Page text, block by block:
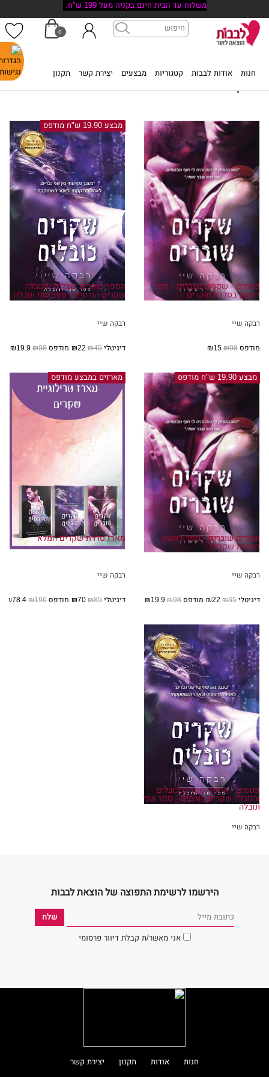
משלוח עד הבית חינם בקניה מעל 199 ש"ח.
חנות אודות לבבות קטגוריות מבצעים יצירת קשר תקנון
0
רבקה שיי
פגומים - שקרים שוברים - ספר
ראשון בסדרת שקרים
רבקה שיי
מודפס₪98
מבצע 19.90 ש"ח מודפס
הספר שקרים כובלים והנובלה
שקרים הורסים - ספר שני ונובלה
רבקה שיי
דיגיטלי₪45 מודפס₪98
מבצע 19.90 ש"ח מודפס
שקרים שוברים - ספר ראשון
בסדרת שקרים
רבקה שיי
דיגיטלי₪35 מודפס₪98
מארזים במבצע מודפס
מארז סדרת שקרים המלא
רבקה שיי
דיגיטלי₪85 מודפס₪196
פגומים - הספר שקרים כובלים
והנובלה שקרים הורסים - ספר שני
ונובלה
רבקה שיי
הירשמו לרשימת התפוצה של הוצאת לבבות
אני מאשר/ת קבלת דיוור פרסומי
חנות אודות תקנון יצירת קשר